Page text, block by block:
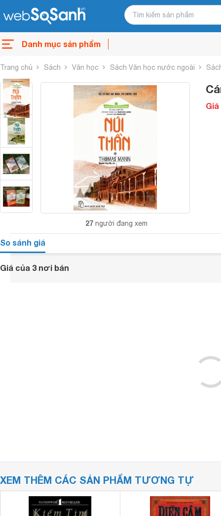
Danh mục sản phẩm
Trang chủ Sách Văn học Sách Văn học nước ngoài
27 người đang xem
So sánh giá
Giá của 3 nơi bán
XEM THÊM CÁC SẢN PHẨM TƯƠNG TỰ